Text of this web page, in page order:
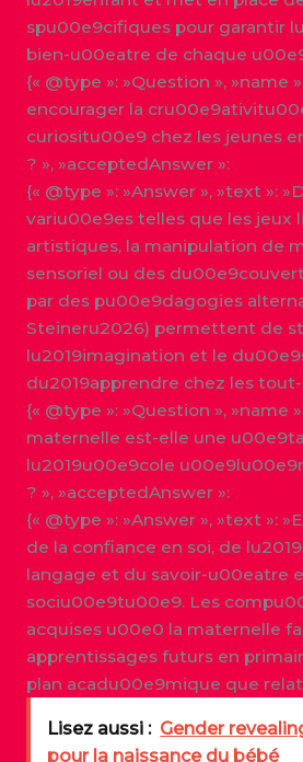
spu00e9cifiques pour garantir
bien-u00eatre de chaque
{« @type »: »Question », »name
encourager la
curiositu00e9 chez les jeunes
? », »acceptedAnswer »:
{« @type »: »Answer », »text »:
variu00e9es telles que les jeux
artistiques, la manipulation de
sensoriel ou des
par des pu00e9dagogies
Steineru2026) permettent de
lu2019imagination et le
du2019apprendre chez les tout-
{« @type »: »Question », »name
maternelle est-elle une
lu2019u00e9cole
? », »acceptedAnswer »:
{« @type »: »Answer », »text »:
de la confiance en soi, de
langage et du savoir-u00eatre
sociu00e9tu00e9. Les
acquises u00e0 la maternelle
apprentissages futurs en
plan acadu00e9mique que
Lisez aussi : Gender
pour la naissance du bébé